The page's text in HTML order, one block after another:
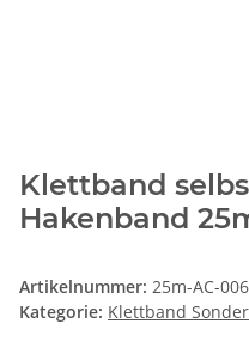
Klettband
Hakenband
Artikelnummer: 25m-AC-006
Kategorie: Klettband